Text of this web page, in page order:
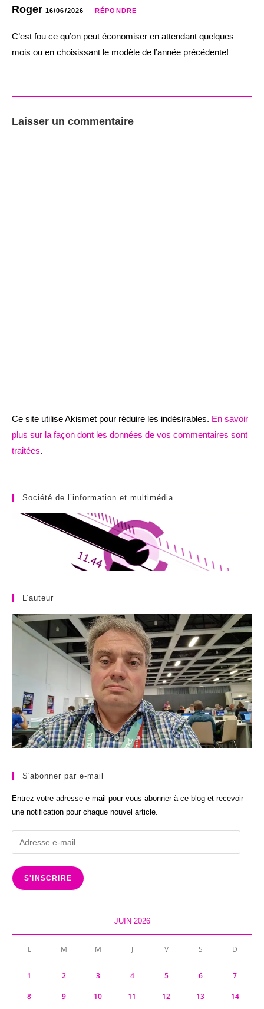
Roger 16/06/2026 RÉPONDRE
C’est fou ce qu’on peut économiser en attendant quelques
mois ou en choisissant le modèle de l’année précédente!
Laisser un commentaire
Ce site utilise Akismet pour réduire les indésirables. En savoir
plus sur la façon dont les données de vos commentaires sont
traitées.
Société de l’information et multimédia.
L’auteur
S'abonner par e-mail
Entrez votre adresse e-mail pour vous abonner à ce blog et recevoir
une notification pour chaque nouvel article.
Adresse
e-
mail
S'INSCRIRE
JUIN 2026
L M M J V S D
1 2 3 4 5 6 7
8 9 10 11 12 13 14